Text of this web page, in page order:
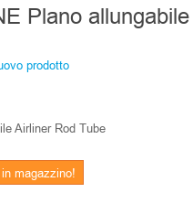
Plano allungabile
prodotto
Airliner Rod Tube
magazzino!